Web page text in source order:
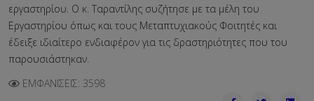
εργαστηρίου. Ο κ. Ταραντίλης συζήτησε με τα μέλη του
Εργαστηρίου όπως και τους Μεταπτυχιακούς Φοιτητές και
έδειξε ιδιαίτερο ενδιαφέρον για τις δραστηριότητες που του
παρουσιάστηκαν.
ΕΜΦΑΝΊΣΕΙΣ: 3598